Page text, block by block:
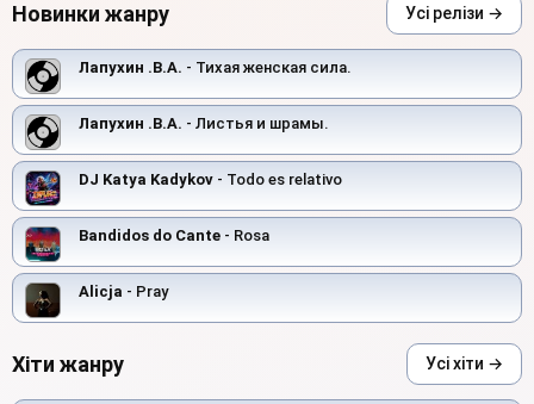
Новинки жанру Усі релізи →
Лапухин .В.А. - Тихая женская сила.
Лапухин .В.А. - Листья и шрамы.
DJ Katya Kadykov - Todo es relativo
Bandidos do Cante - Rosa
Alicja - Pray
Хіти жанру Усі хіти →